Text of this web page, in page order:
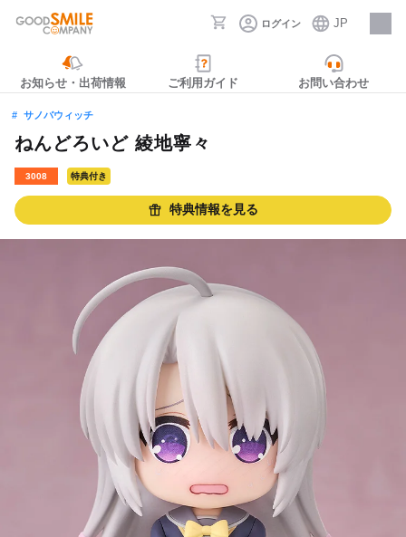
ログイン JP
採用情報
お知らせ・出荷情報 ご利用ガイド お問い合わせ
サノバウィッチ
ねんどろいど 綾地寧々
3008 特典付き
特典情報を見る